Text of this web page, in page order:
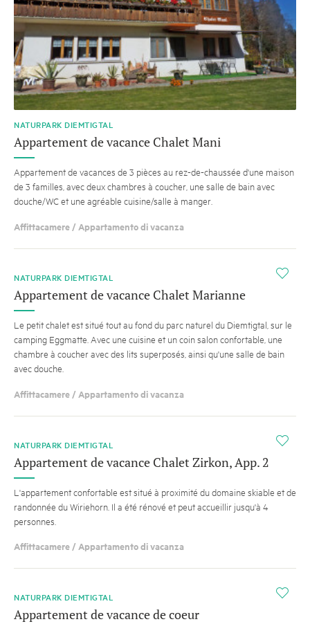
NATURPARK DIEMTIGTAL
Appartement de vacance Chalet Mani
Appartement de vacances de 3 pièces au rez-de-chaussée d'une maison
de 3 familles, avec deux chambres à coucher, une salle de bain avec
douche/WC et une agréable cuisine/salle à manger.
Affittacamere / Appartamento di vacanza
i
NATURPARK DIEMTIGTAL
Appartement de vacance Chalet Marianne
Le petit chalet est situé tout au fond du parc naturel du Diemtigtal, sur le
camping Eggmatte. Avec une cuisine et un coin salon confortable, une
chambre à coucher avec des lits superposés, ainsi qu'une salle de bain
avec douche.
Affittacamere / Appartamento di vacanza
i
NATURPARK DIEMTIGTAL
Appartement de vacance Chalet Zirkon, App. 2
L'appartement confortable est situé à proximité du domaine skiable et de
randonnée du Wiriehorn. Il a été rénové et peut accueillir jusqu'à 4
personnes.
Affittacamere / Appartamento di vacanza
i
NATURPARK DIEMTIGTAL
Appartement de vacance de coeur